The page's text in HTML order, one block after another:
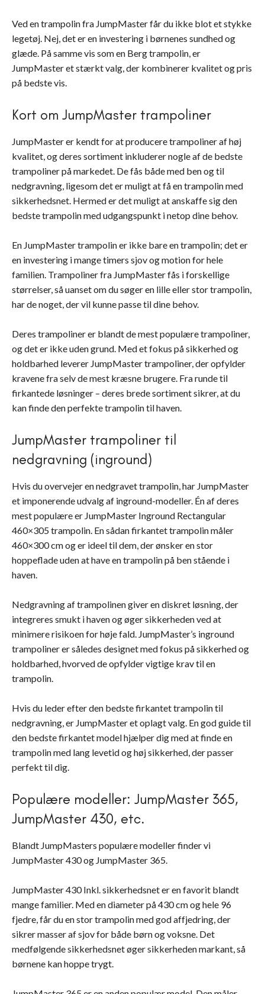
Ved en trampolin fra JumpMaster får du ikke blot et stykke
legetøj. Nej, det er en investering i børnenes sundhed og
glæde. På samme vis som en Berg trampolin, er
JumpMaster et stærkt valg, der kombinerer kvalitet og pris
på bedste vis.
Kort om JumpMaster trampoliner
JumpMaster er kendt for at producere trampoliner af høj
kvalitet, og deres sortiment inkluderer nogle af de bedste
trampoliner på markedet. De fås både med ben og til
nedgravning, ligesom det er muligt at få en trampolin med
sikkerhedsnet. Hermed er det muligt at anskaffe sig den
bedste trampolin med udgangspunkt i netop dine behov.
En JumpMaster trampolin er ikke bare en trampolin; det er
en investering i mange timers sjov og motion for hele
familien. Trampoliner fra JumpMaster fås i forskellige
størrelser, så uanset om du søger en lille eller stor trampolin,
har de noget, der vil kunne passe til dine behov.
Deres trampoliner er blandt de mest populære trampoliner,
og det er ikke uden grund. Med et fokus på sikkerhed og
holdbarhed leverer JumpMaster trampoliner, der opfylder
kravene fra selv de mest kræsne brugere. Fra runde til
firkantede løsninger – deres brede sortiment sikrer, at du
kan finde den perfekte trampolin til haven.
JumpMaster trampoliner til
nedgravning (inground)
Hvis du overvejer en nedgravet trampolin, har JumpMaster
et imponerende udvalg af inground-modeller. Én af deres
mest populære er JumpMaster Inground Rectangular
460×305 trampolin. En sådan firkantet trampolin måler
460×300 cm og er ideel til dem, der ønsker en stor
hoppeflade uden at have en trampolin på ben stående i
haven.
Nedgravning af trampolinen giver en diskret løsning, der
integreres smukt i haven og øger sikkerheden ved at
minimere risikoen for høje fald. JumpMaster’s inground
trampoliner er således designet med fokus på sikkerhed og
holdbarhed, hvorved de opfylder vigtige krav til en
trampolin.
Hvis du leder efter den bedste firkantet trampolin til
nedgravning, er JumpMaster et oplagt valg. En god guide til
den bedste firkantet model hjælper dig med at finde en
trampolin med lang levetid og høj sikkerhed, der passer
perfekt til dig.
Populære modeller: JumpMaster 365,
JumpMaster 430, etc.
Blandt JumpMasters populære modeller finder vi
JumpMaster 430 og JumpMaster 365.
JumpMaster 430 Inkl. sikkerhedsnet er en favorit blandt
mange familier. Med en diameter på 430 cm og hele 96
fjedre, får du en stor trampolin med god affjedring, der
sikrer masser af sjov for både børn og voksne. Det
medfølgende sikkerhedsnet øger sikkerheden markant, så
børnene kan hoppe trygt.